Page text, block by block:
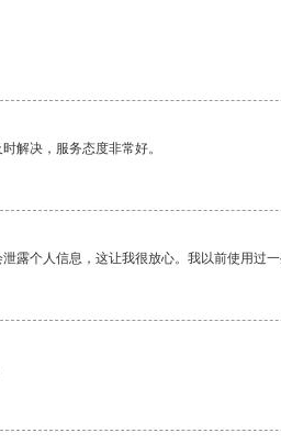
解决，服务态度非常好。
露个人信息，这让我很放心。我以前使用过